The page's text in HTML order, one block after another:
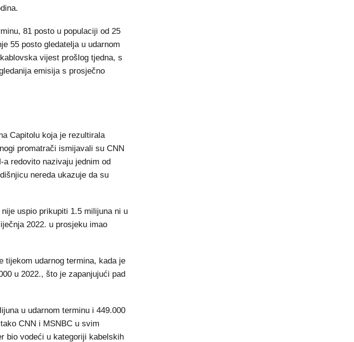
81 posto u populaciji od 25
55 posto gledatelja u udarnom
vijest prošlog tjedna, s
emisija s prosječno
Capitolu koja je rezultirala
promatrači ismijavali su CNN
redovito nazivaju jednim od
nereda ukazuje da su
uspio prikupiti 1.5 milijuna ni u
2022. u prosjeku imao
tijekom udarnog termina, kada je
u 2022., što je zapanjujući pad
u udarnom terminu i 449.000
CNN i MSNBC u svim
bio vodeći u kategoriji kabelskih